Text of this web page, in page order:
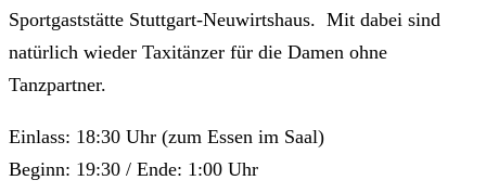
Sportgaststätte Stuttgart-Neuwirtshaus. Mit dabei sind
natürlich wieder Taxitänzer für die Damen ohne
Tanzpartner.
Einlass: 18:30 Uhr (zum Essen im Saal)
Beginn: 19:30 / Ende: 1:00 Uhr